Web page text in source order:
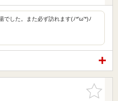
でした。また必ず訪れます(ﾉ*'ω'*)ﾉ
お気に入
りに追加